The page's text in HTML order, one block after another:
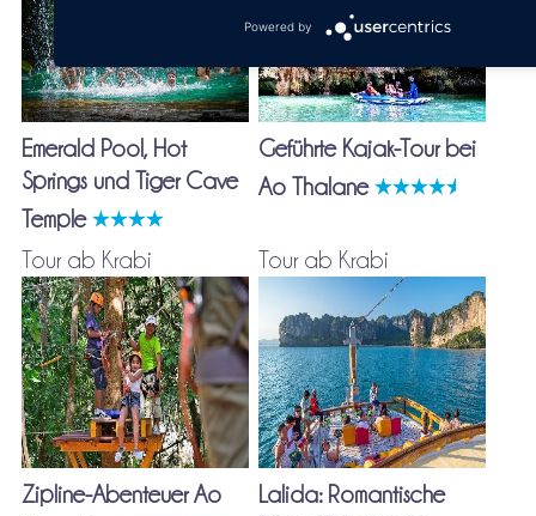
Emerald Pool, Hot
Springs und Tiger Cave
Temple
Geführte Kajak-Tour bei
Ao Thalane
Tour ab Krabi
Zipline-Abenteuer Ao
Tour ab Krabi
Lalida: Romantische
Powered by